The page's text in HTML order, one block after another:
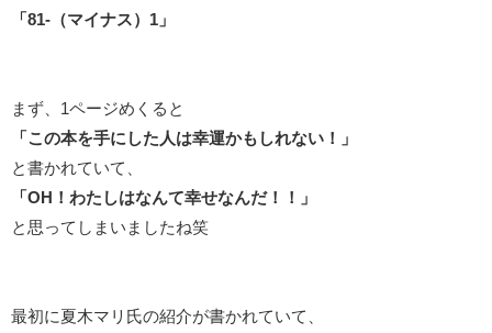
「81-（マイナス）1」
まず、1ページめくると
「この本を手にした人は幸運かもしれない！」
と書かれていて、
「OH！わたしはなんて幸せなんだ！！」
と思ってしまいましたね笑
最初に夏木マリ氏の紹介が書かれていて、